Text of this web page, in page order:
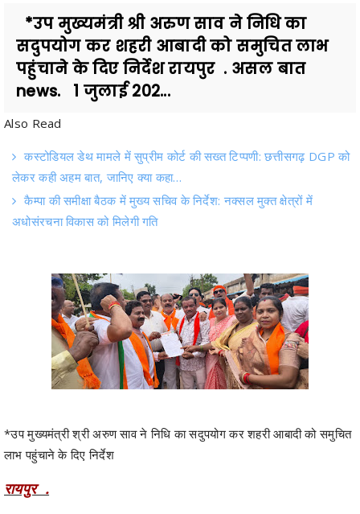
पहुंचाने के दिए निर्देश रायपुर . असल बात
news. 1 जुलाई 202...
Also Read
लेकर कही अहम बात, जानिए क्या कहा…
कैम्पा की समीक्षा बैठक में मुख्य सचिव के निर्देश: नक्सल मुक्त क्षेत्रों में
अधोसंरचना विकास को मिलेगी गति
*उप मुख्यमंत्री श्री अरुण साव ने निधि का सदुपयोग कर शहरी आबादी को समुचित
रायपुर .